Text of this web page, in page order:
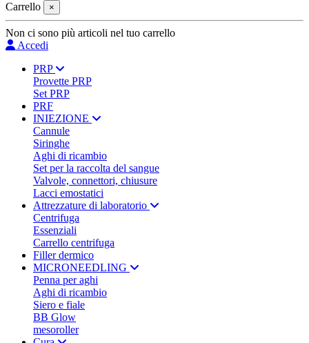
Carrello
×
Non ci sono più articoli nel tuo carrello
Accedi
PRP
Provette PRP
Set PRP
PRF
INIEZIONE
Cannule
Siringhe
Aghi di ricambio
Set per la raccolta del sangue
Valvole, connettori, chiusure
Lacci emostatici
Attrezzature di laboratorio
Centrifuga
Essenziali
Carrello centrifuga
Filler dermico
MICRONEEDLING
Penna per aghi
Aghi di ricambio
Siero e fiale
BB Glow
mesoroller